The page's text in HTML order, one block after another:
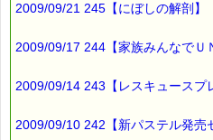
▼暑い季節のお肌のケアに役立つ
https://pass-thyme.com/special/
http*://www.pass-thyme.com/
2009/09/21 245【にぼしの解剖】
2009/09/17 244【家族みんなでＵ
2009/09/14 243【レスキュースプ
2009/09/10 242【新パステル発売